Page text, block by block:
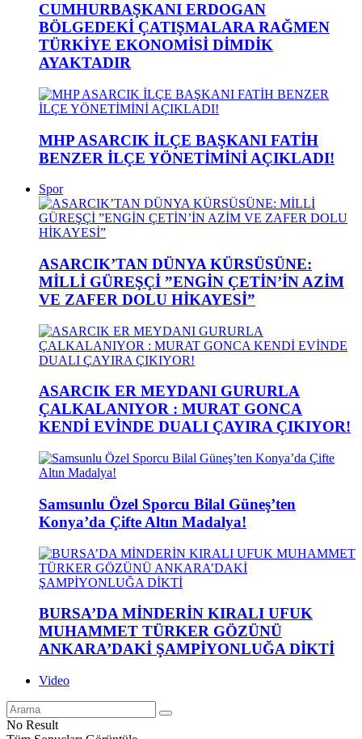
CUMHURBAŞKANI ERDOGAN
BÖLGEDEKİ ÇATIŞMALARA RAĞMEN
TÜRKİYE EKONOMİSİ DİMDİK
AYAKTADIR
MHP ASARCIK İLÇE BAŞKANI FATİH
BENZER İLÇE YÖNETİMİNİ AÇIKLADI!
Spor
ASARCIK’TAN DÜNYA KÜRSÜSÜNE:
MİLLİ GÜREŞÇİ ”ENGİN ÇETİN’İN AZİM
VE ZAFER DOLU HİKAYESİ”
ASARCIK ER MEYDANI GURURLA
ÇALKALANIYOR : MURAT GONCA
KENDİ EVİNDE DUALI ÇAYIRA ÇIKIYOR!
Samsunlu Özel Sporcu Bilal Güneş’ten
Konya’da Çifte Altın Madalya!
BURSA’DA MİNDERİN KIRALI UFUK
MUHAMMET TÜRKER GÖZÜNÜ
ANKARA’DAKİ ŞAMPİYONLUĞA DİKTİ
Video
No Result